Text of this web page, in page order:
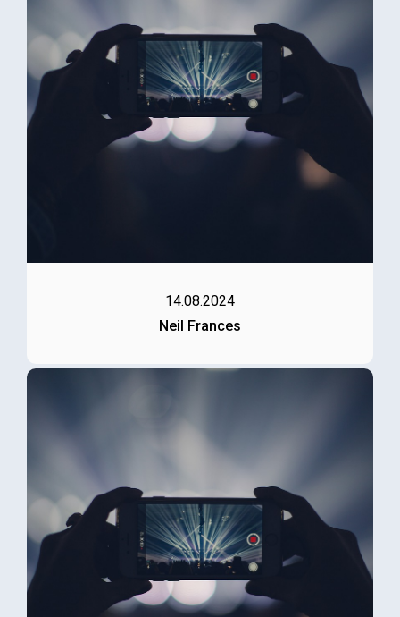
14.08.2024
Neil Frances